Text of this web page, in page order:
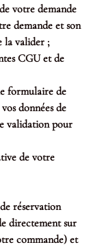
votre demande
demande et son
la valider ;
CGU et de
formulaire de
données de
validation pour
de votre
réservation
directement sur
commande) et